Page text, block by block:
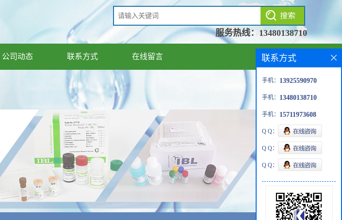
服务热线：13480138710
公司动态 联系方式 在线留言 联系方式
手机： 13925590970
手机： 13480138710
手机： 15711973608
Q Q：
Q Q：
Q Q：